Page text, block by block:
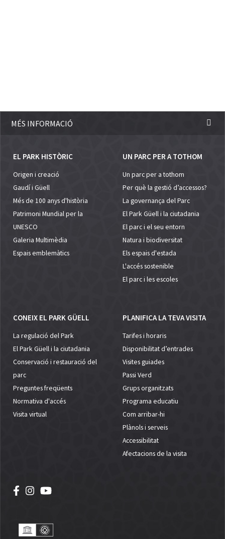
MÉS INFORMACIÓ
EL PARK HISTÒRIC
Origen i creació
Gaudí i Güell
Més de 100 anys d'història
Patrimoni Mundial per la
UNESCO
Galeria Multimèdia
Espais emblemàtics
UN PARC PER A TOTHOM
Un parc per a tothom
Per què la gestió d’accessos?
La governança del Parc
El Park Güell i la ciutadania
El parc i el seu entorn
Natura i biodiversitat
Els espais d'estada
L'accés sostenible
El parc i les escoles
CONEIX EL PARK GÜELL
La regulació del Park
El Park Güell i la ciutadania
Conservació i restauració del
parc
Preguntes freqüents
Normativa d'accés
Visita virtual
PLANIFICA LA TEVA VISITA
Tarifes i horaris
Disponibilitat d’entrades
Visites guiades
Passi Verd
Grups organitzats
Programa educatiu
Com arribar-hi
Plànols i serveis
Accessibilitat
Afectacions de la visita